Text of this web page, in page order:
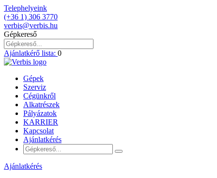
Telephelyeink
(+36 1) 306 3770
verbis@verbis.hu
Gépkereső
Ajánlatkérő lista: 0
Gépek
Szerviz
Cégünkről
Alkatrészek
Pályázatok
KARRIER
Kapcsolat
Ajánlatkérés
Ajánlatkérés